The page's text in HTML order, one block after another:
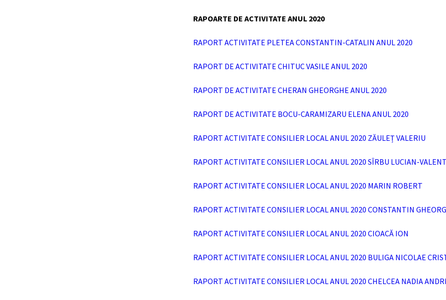
RAPOARTE DE ACTIVITATE ANUL 2020
RAPORT ACTIVITATE PLETEA CONSTANTIN-CATALIN ANUL 2020
RAPORT DE ACTIVITATE CHITUC VASILE ANUL 2020
RAPORT DE ACTIVITATE CHERAN GHEORGHE ANUL 2020
RAPORT DE ACTIVITATE BOCU-CARAMIZARU ELENA ANUL 2020
RAPORT ACTIVITATE CONSILIER LOCAL ANUL 2020 ZĂULEȚ VALERIU
RAPORT ACTIVITATE CONSILIER LOCAL ANUL 2020 SÎRBU LUCIAN-
RAPORT ACTIVITATE CONSILIER LOCAL ANUL 2020 MARIN ROBERT
RAPORT ACTIVITATE CONSILIER LOCAL ANUL 2020 CONSTANTIN
RAPORT ACTIVITATE CONSILIER LOCAL ANUL 2020 CIOACĂ ION
RAPORT ACTIVITATE CONSILIER LOCAL ANUL 2020 BULIGA NICOLAE
RAPORT ACTIVITATE CONSILIER LOCAL ANUL 2020 CHELCEA NADIA